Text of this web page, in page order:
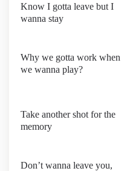
Know I gotta leave but I
wanna stay
Why we gotta work when
we wanna play?
Take another shot for the
memory
Don’t wanna leave you,